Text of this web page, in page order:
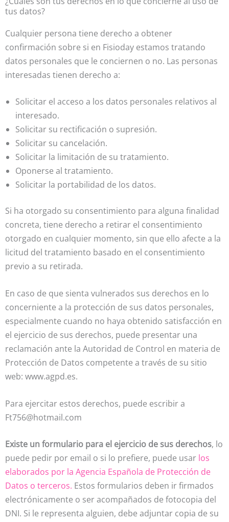
tus datos?
Cualquier persona tiene derecho a obtener
confirmación sobre si en Fisioday estamos tratando
datos personales que le conciernen o no. Las personas
interesadas tienen derecho a:
Solicitar el acceso a los datos personales relativos al
interesado.
Solicitar su rectificación o supresión.
Solicitar su cancelación.
Solicitar la limitación de su tratamiento.
Oponerse al tratamiento.
Solicitar la portabilidad de los datos.
Si ha otorgado su consentimiento para alguna finalidad
concreta, tiene derecho a retirar el consentimiento
otorgado en cualquier momento, sin que ello afecte a la
licitud del tratamiento basado en el consentimiento
previo a su retirada.
En caso de que sienta vulnerados sus derechos en lo
concerniente a la protección de sus datos personales,
especialmente cuando no haya obtenido satisfacción en
el ejercicio de sus derechos, puede presentar una
reclamación ante la Autoridad de Control en materia de
Protección de Datos competente a través de su sitio
web: www.agpd.es.
Para ejercitar estos derechos, puede escribir a
Ft756@hotmail.com
Existe un formulario para el ejercicio de sus derechos, lo
puede pedir por email o si lo prefiere, puede usar los
elaborados por la Agencia Española de Protección de
Datos o terceros. Estos formularios deben ir firmados
electrónicamente o ser acompañados de fotocopia del
DNI. Si le representa alguien, debe adjuntar copia de su